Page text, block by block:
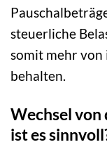
steuerliche
somit mehr
behalten.
Wechsel von
ist es